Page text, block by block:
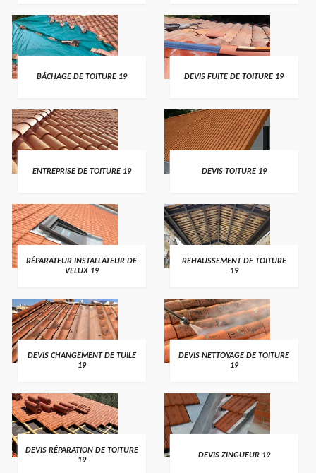
BÂCHAGE DE TOITURE 19 DEVIS FUITE DE TOITURE 19
ENTREPRISE DE TOITURE 19 DEVIS TOITURE 19
RÉPARATEUR INSTALLATEUR DE
VELUX 19
REHAUSSEMENT DE TOITURE
19
DEVIS CHANGEMENT DE TUILE
19
DEVIS NETTOYAGE DE TOITURE
19
DEVIS RÉPARATION DE TOITURE
19
DEVIS ZINGUEUR 19